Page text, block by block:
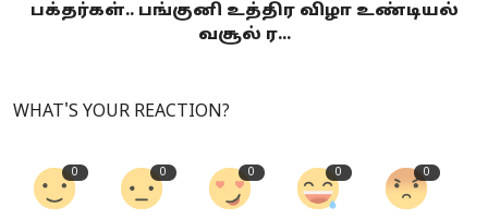
பக்தர்கள்.. பங்குனி உத்திர விழா உண்டியல்
வசூல் ர...
WHAT'S YOUR REACTION?
0 0 0 0 0